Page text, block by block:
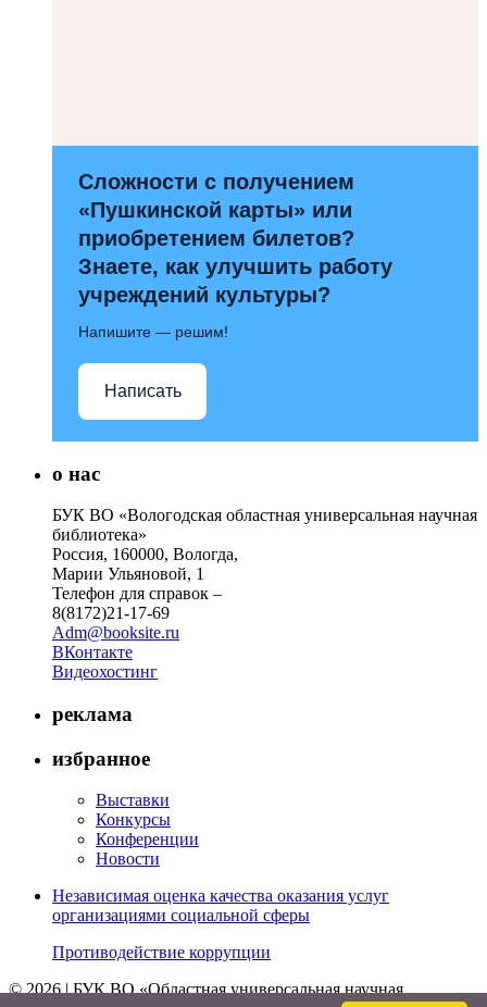
Сложности с получением
«Пушкинской карты» или
приобретением билетов?
Знаете, как улучшить работу
учреждений культуры?
Напишите — решим!
Написать
о нас
БУК ВО «Вологодская областная универсальная научная
библиотека»
Россия, 160000, Вологда,
Марии Ульяновой, 1
Телефон для справок –
8(8172)21-17-69
Adm@booksite.ru
ВКонтакте
Видеохостинг
реклама
избранное
Выставки
Конкурсы
Конференции
Новости
Независимая оценка качества оказания услуг
организациями социальной сферы
Противодействие коррупции
© 2026 | БУК ВО «Областная универсальная научная